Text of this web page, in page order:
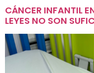
CÁNCER INFANTIL
LEYES NO SON